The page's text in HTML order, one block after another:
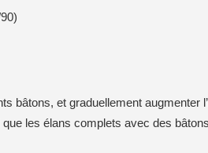
bâtons, et graduellement augmenter
les élans complets avec des